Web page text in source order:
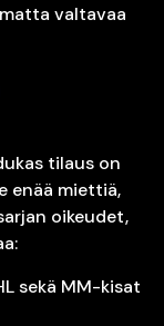
valtavaa
tilaus on
enää miettiä,
oikeudet,
sekä MM-kisat